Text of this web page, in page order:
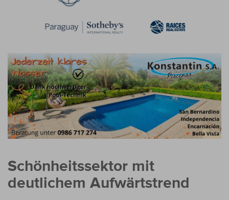
Schönheitssektor mit
deutlichem Aufwärtstrend